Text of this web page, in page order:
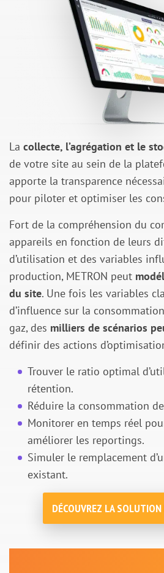
La collecte, l’agrégation et le
de votre site au sein de la
apporte la transparence
pour piloter et optimiser les
Fort de la compréhension du
appareils en fonction de leurs
d’utilisation et des variables
production, METRON peut
du site. Une fois les variables
d’influence sur la
gaz, des milliers de scénarios
définir des actions
Trouver le ratio optimal
rétention.
Réduire la consommation
Monitorer en temps réel
améliorer les reportings.
Simuler le remplacement
existant.
DÉCOUVREZ LA